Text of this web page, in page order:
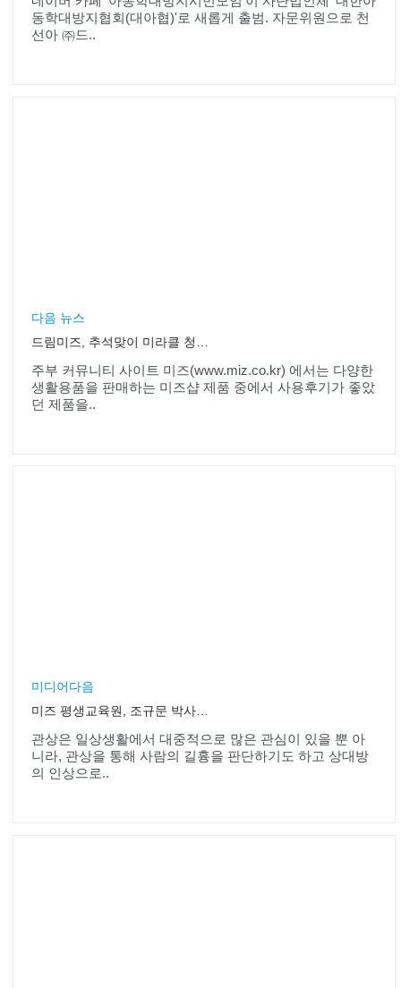
동학대방지협회(대아협)'로 새롭게 출범. 자문위원으로 천
선아 ㈜드..
다음 뉴스
주부 커뮤니티 사이트 미즈(www.miz.co.kr) 에서는 다양한
생활용품을 판매하는 미즈샵 제품 중에서 사용후기가 좋았
던 제품을..
미디어다음
미즈 평생교육원, 조규문 박사의 관상학 정규과정 오픈
관상은 일상생활에서 대중적으로 많은 관심이 있을 뿐 아
니라, 관상을 통해 사람의 길흉을 판단하기도 하고 상대방
의 인상으로..